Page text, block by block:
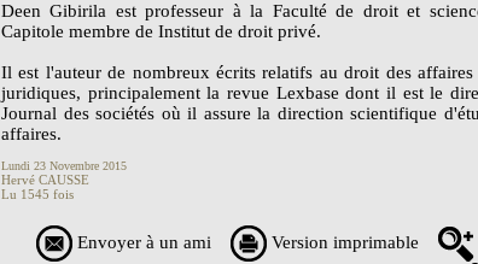
Deen Gibirila est professeur à la Faculté de droit et
Capitole membre de Institut de droit privé.
Il est l'auteur de nombreux écrits relatifs au droit des
juridiques, principalement la revue Lexbase dont il est le
Journal des sociétés où il assure la direction scientifique
affaires.
Lundi 23 Novembre 2015
Hervé CAUSSE
Lu 1545 fois
Envoyer à un ami Version imprimable